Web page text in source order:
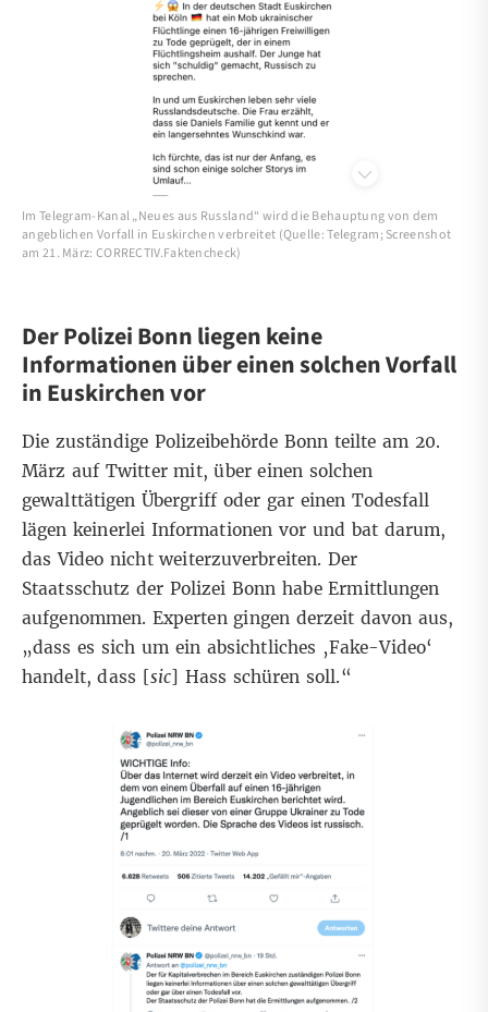
Im Telegram-Kanal „Neues aus Russland“ wird die Behauptung von dem
angeblichen Vorfall in Euskirchen verbreitet (Quelle: Telegram; Screenshot
am 21. März: CORRECTIV.Faktencheck)
Der Polizei Bonn liegen keine
Informationen über einen solchen Vorfall
in Euskirchen vor
Die zuständige Polizeibehörde Bonn teilte am 20.
März auf Twittermit, über einen solchen
gewalttätigen Übergriff oder gar einen Todesfall
lägen keinerlei Informationen vor und bat darum,
das Video nicht weiterzuverbreiten. Der
Staatsschutz der Polizei Bonn habe Ermittlungen
aufgenommen. Experten gingen derzeit davon aus,
„dass es sich um ein absichtliches ‚Fake-Video‘
handelt, dass [sic] Hass schüren soll.“